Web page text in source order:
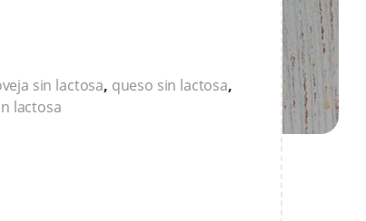
sin lactosa, queso sin lactosa,
lactosa